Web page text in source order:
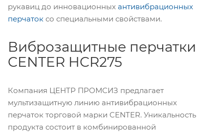
рукавиц до инновационных антивибрационных
перчаток со специальными свойствами.
Виброзащитные перчатки
CENTER HCR275
Компания ЦЕНТР ПРОМСИЗ предлагает
мультизащитную линию антивибрационных
перчаток торговой марки CENTER. Уникальность
продукта состоит в комбинированной